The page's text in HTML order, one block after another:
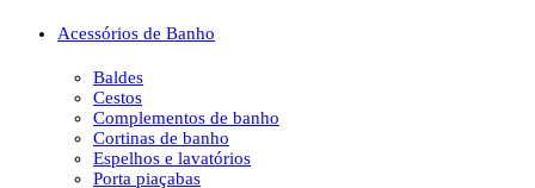
Acessórios de Banho
Baldes
Cestos
Complementos de banho
Cortinas de banho
Espelhos e lavatórios
Porta piaçabas